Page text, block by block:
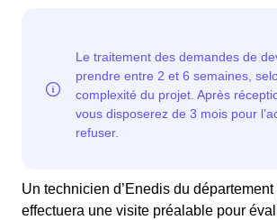
Un technicien d’Enedis du département
effectuera une visite préalable pour